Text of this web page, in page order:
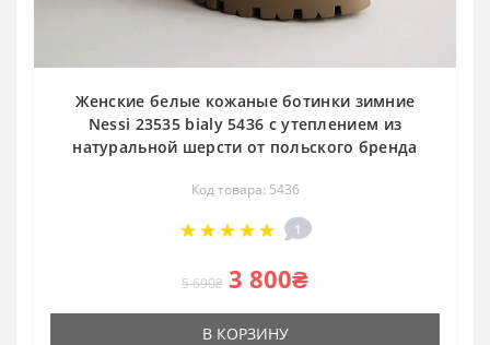
Женские белые кожаные ботинки зимние
Nessi 23535 bialy 5436 с утеплением из
натуральной шерсти от польского бренда
Код товара: 5436
1
5 690₴ 3 800₴
В КОРЗИНУ